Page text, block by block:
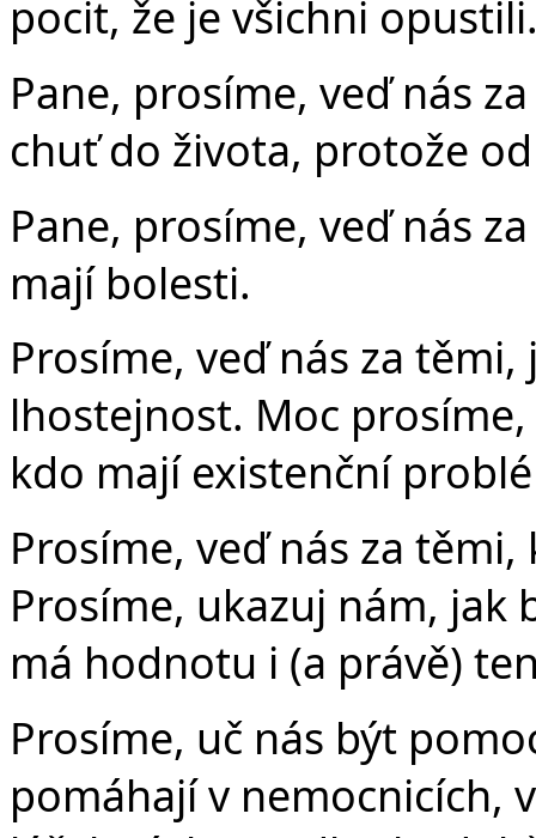
pocit, že je všichni
Pane, prosíme, veď nás
chuť do života, protože
Pane, prosíme, veď nás
mají bolesti.
Prosíme, veď nás za
lhostejnost. Moc
kdo mají existenční
Prosíme, veď nás za
Prosíme, ukazuj nám, jak
má hodnotu i (a právě)
Prosíme, uč nás být
pomáhají v nemocnicích,